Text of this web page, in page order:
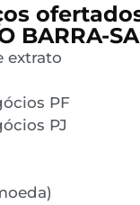
BARRA-
extrato
PF
PJ